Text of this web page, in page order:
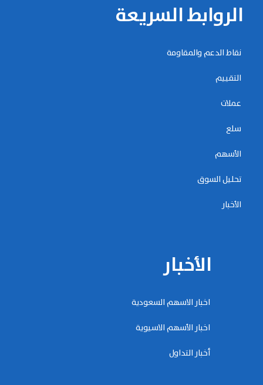
الروابط السريعة
نقاط الدعم والمقاومة
التقييم
عملات
سلع
الأسهم
تحليل السوق
الأخبار
الأخبار
اخبار الاسهم السعودية
اخبار الأسهم الاسيوية
أخبار التداول